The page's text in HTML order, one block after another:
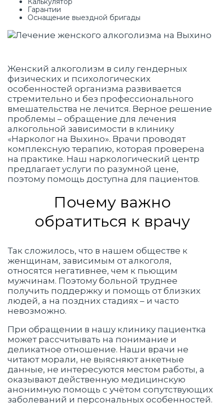
Гарантии
Оснащение выездной бригады
Женский алкоголизм в силу гендерных
физических и психологических
особенностей организма развивается
стремительно и без профессионального
вмешательства не лечится. Верное решение
проблемы – обращение для лечения
алкогольной зависимости в клинику
«Нарколог на Выхино». Врачи проводят
комплексную терапию, которая проверена
на практике. Наш наркологический центр
предлагает услуги по разумной цене,
поэтому помощь доступна для пациентов.
Почему важно
обратиться к врачу
Так сложилось, что в нашем обществе к
женщинам, зависимым от алкоголя,
относятся негативнее, чем к пьющим
мужчинам. Поэтому больной труднее
получить поддержку и помощь от близких
людей, а на поздних стадиях – и часто
невозможно.
При обращении в нашу клинику пациентка
может рассчитывать на понимание и
деликатное отношение. Наши врачи не
читают морали, не выясняют анкетные
данные, не интересуются местом работы, а
оказывают действенную медицинскую
анонимную помощь с учётом сопутствующих
заболеваний и персональных особенностей.